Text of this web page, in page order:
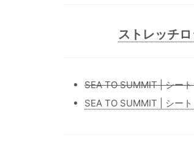
ストレッチ
SEA TO SUMMIT | シー
SEA TO SUMMIT | シー